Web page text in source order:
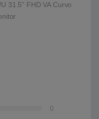
31.5" FHD VA Curvo
0